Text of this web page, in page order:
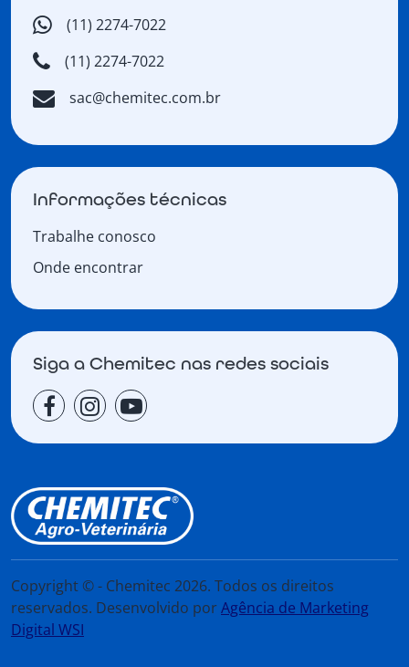
(11) 2274-7022
(11) 2274-7022
sac@chemitec.com.br
Informações técnicas
Trabalhe conosco
Onde encontrar
Siga a Chemitec nas redes sociais
Copyright © - Chemitec 2026. Todos os direitos
reservados. Desenvolvido porAgência de Marketing
Digital WSI